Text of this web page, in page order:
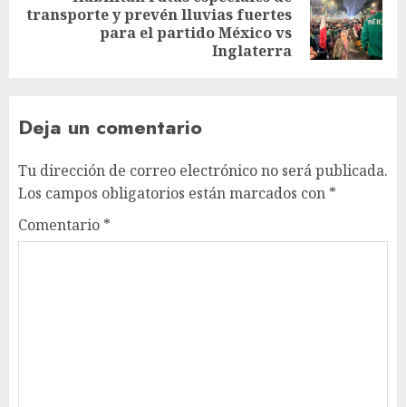
transporte y prevén lluvias fuertes
para el partido México vs
Inglaterra
Deja un comentario
Tu dirección de correo electrónico no será publicada.
Los campos obligatorios están marcados con *
Comentario *